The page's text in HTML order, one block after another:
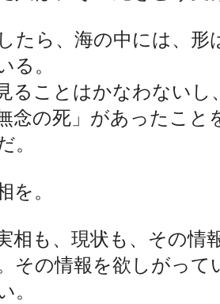
たら、海の中には、形
る。
ることはかなわないし
念の死」があったこ
。
を。
相も、現状も、その情
その情報を欲しがっ
。